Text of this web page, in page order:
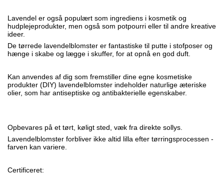
Lavendel er også populært som ingrediens i kosmetik og
hudplejeprodukter, men også som potpourri eller til andre kreative
ideer.
De tørrede lavendelblomster er fantastiske til putte i stofposer og
hænge i skabe og lægge i skuffer, for at opnå en god duft.
Kan anvendes af dig som fremstiller dine egne kosmetiske
produkter (DIY) lavendelblomster indeholder naturlige æteriske
olier, som har antiseptiske og antibakterielle egenskaber.
Opbevares på et tørt, køligt sted, væk fra direkte sollys.
Lavendelblomster forbliver ikke altid lilla efter tørringsprocessen -
farven kan variere.
Certificeret: